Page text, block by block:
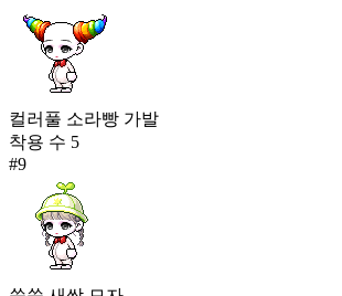
컬러풀 소라빵 가발
착용 수 5
#9